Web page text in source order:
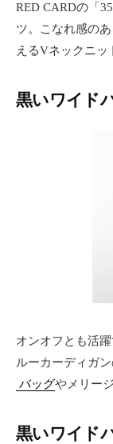
RED CARDの「
ツ。こなれ感の
えるVネックニッ
黒いワイド
オンオフとも活
ルーカーディガ
バッグやメリー
黒いワイド